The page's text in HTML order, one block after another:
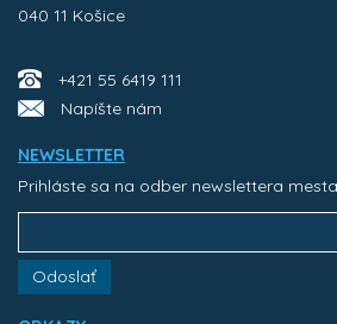
040 11 Košice
+421 55 6419 111
Napíšte nám
NEWSLETTER
Prihláste sa na odber newslettera
Odoslať